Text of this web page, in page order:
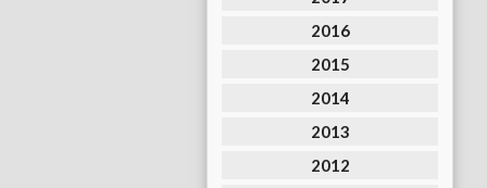
2016
2015
2014
2013
2012